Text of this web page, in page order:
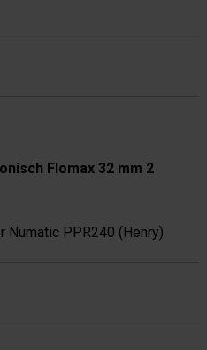
Flomax 32 mm 2
PPR240 (Henry)